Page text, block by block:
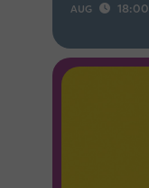
AUG 18:00